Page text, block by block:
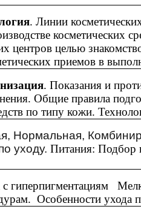
. Линии
центров целью
приемов в
. Показания и
Общие правила
по типу кожи.
Нормальная,
уходу. Питания: Подбор
гиперпигментациям
Особенности ухода